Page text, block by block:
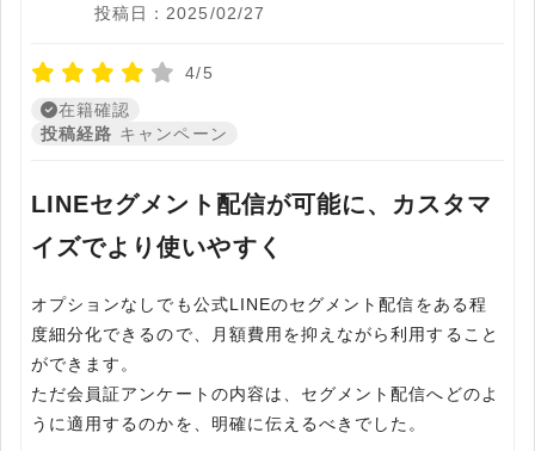
投稿日：2025/02/27
4/5
在籍確認
投稿経路 キャンペーン
LINEセグメント配信が可能に、カスタマ
イズでより使いやすく
オプションなしでも公式LINEのセグメント配信をある程
度細分化できるので、月額費用を抑えながら利用すること
ができます。
ただ会員証アンケートの内容は、セグメント配信へどのよ
うに適用するのかを、明確に伝えるべきでした。